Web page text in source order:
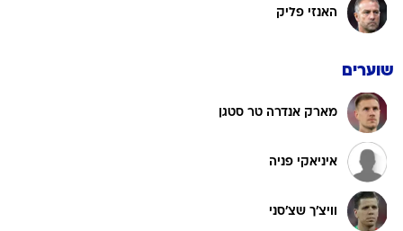
האנזי פליק
שוערים
מארק אנדרה טר סטגן
איניאקי פניה
וויצ'ך שצ'סני